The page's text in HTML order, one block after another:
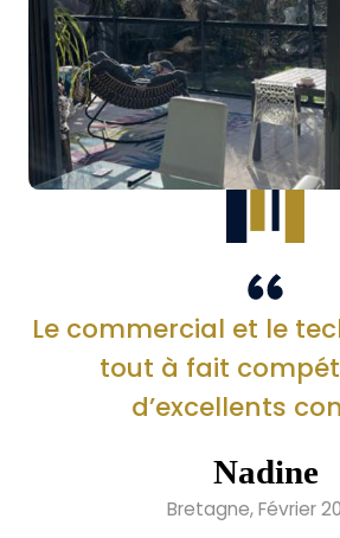
Le commercial et le
tout à fait
d’excellents
Nadine
Bretagne, Février